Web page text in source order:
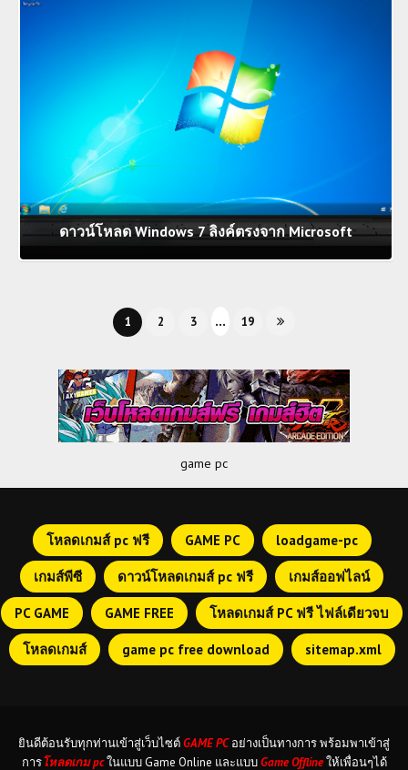
ดาวน์โหลด Windows 7 ลิงค์ตรงจาก Microsoft
1 2 3 ... 19
game pc
โหลดเกมส์ pc ฟรี GAME PC loadgame-pc
เกมส์พีซี ดาวน์โหลดเกมส์ pc ฟรี เกมส์ออฟไลน์
PC GAME GAME FREE โหลดเกมส์ PC ฟรี ไฟล์เดียวจบ
โหลดเกมส์ game pc free download sitemap.xml
ยินดีต้อนรับทุกท่านเข้าสู่เว็บไซต์GAME PCอย่างเป็นทางการ พร้อมพาเข้าสู่
การโหลดเกม pcในแบบ Game Online และแบบGame Offlineให้เพื่อนๆได้